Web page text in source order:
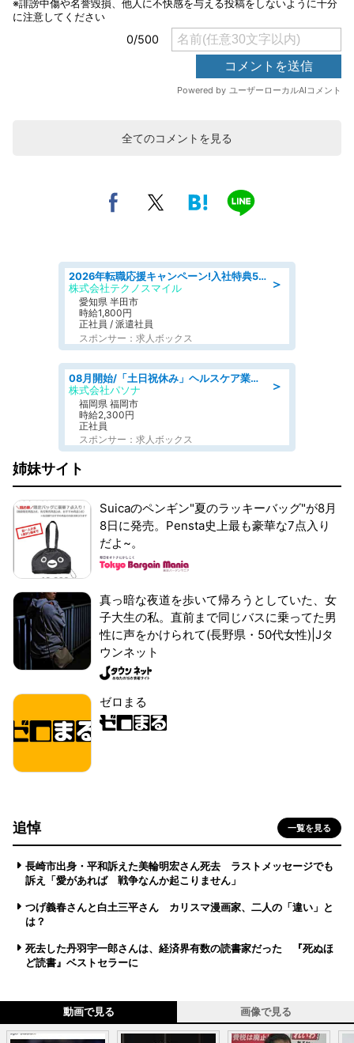
全てのコメントを見る
＞
2026年転職応援キャンペーン!入社特典58万円/デンソーで働こう!自動車工場で小型部品の検査業務 denso aichi
株式会社テクノスマイル
愛知県 半田市
時給1,800円
正社員 / 派遣社員
スポンサー：求人ボックス
＞
08月開始/「土日祝休み」ヘルスケア業界の産業保健師/高時給/未経験OK/要資格:保健師、正看護師
株式会社パソナ
福岡県 福岡市
時給2,300円
正社員
スポンサー：求人ボックス
姉妹サイト
Suicaのペンギン"夏のラッキーバッグ"が8月
8日に発売。Pensta史上最も豪華な7点入り
だよ~。
真っ暗な夜道を歩いて帰ろうとしていた、女
子大生の私。直前まで同じバスに乗ってた男
性に声をかけられて(長野県・50代女性)|Jタ
ウンネット
ゼロまる
追悼 一覧を見る
長崎市出身・平和訴えた美輪明宏さん死去 ラストメッセージでも
訴え「愛があれば 戦争なんか起こりません」
つげ義春さんと白土三平さん カリスマ漫画家、二人の「違い」と
は？
死去した丹羽宇一郎さんは、経済界有数の読書家だった 『死ぬほ
ど読書』ベストセラーに
動画で見る 画像で見る